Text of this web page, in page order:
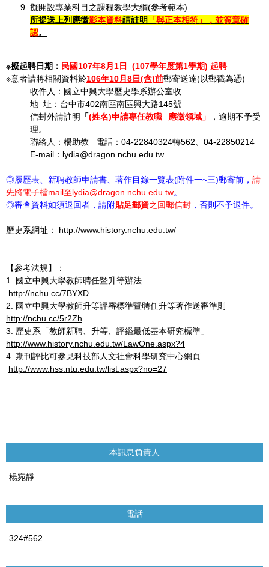
擬開設專業科目之課程教學大綱(參考範本)
所提送上列應徵影本資料請註明
「與正本相符」，並簽章確
認。
※擬起聘日期： 民國107年8月 1日 (107學年度第1學期) 起聘
※意者請將相關資料於106年10月 8日(含)前郵寄送達(以郵戳為憑)
收件人：國立中興大學歷史學系辦公室收
地 址：台中市402南區南區興大路145號
信封外請註明
「(姓名)申請專任教職─應徵領域」
，逾期不予受
理。
聯絡人：楊助教 電話：04-22840324轉562、04-22850214
E-mail：lydia@dragon.nchu.edu.tw
◎履歷表、新聘教師申請書、著作目錄一覽表(附件一~三)郵寄前， 請
先將電子檔mail至lydia@dragon.nchu.edu.tw。
◎審查資料如須退回者，請附貼足郵資之回郵信封 ，否則不予退件。
歷史系網址： http://www.history.nchu.edu.tw/
【參考法規】：
1. 國立中興大學教師聘任暨升等辦法
http://nchu.cc/7BYXD
2. 國立中興大學教師升等評審標準暨聘任升等著作送審準則
http://nchu.cc/5r2Zh
3. 歷史系「教師新聘、升等、評鑑最低基本研究標準」
http://www.history.nchu.edu.tw/LawOne.aspx?4
4. 期刊評比可參見科技部人文社會科學研究中心網頁
http://www.hss.ntu.edu.tw/list.aspx?no=27
本訊息負責人
楊宛靜
電話
324#562